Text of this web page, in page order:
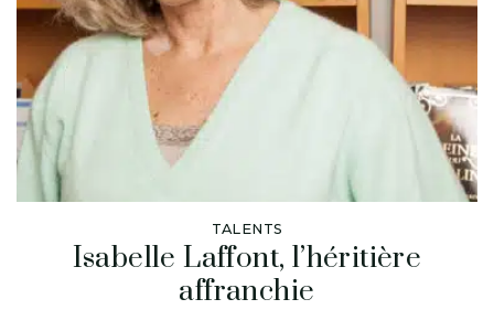
TALENTS
Isabelle Laffont, l’héritière
affranchie